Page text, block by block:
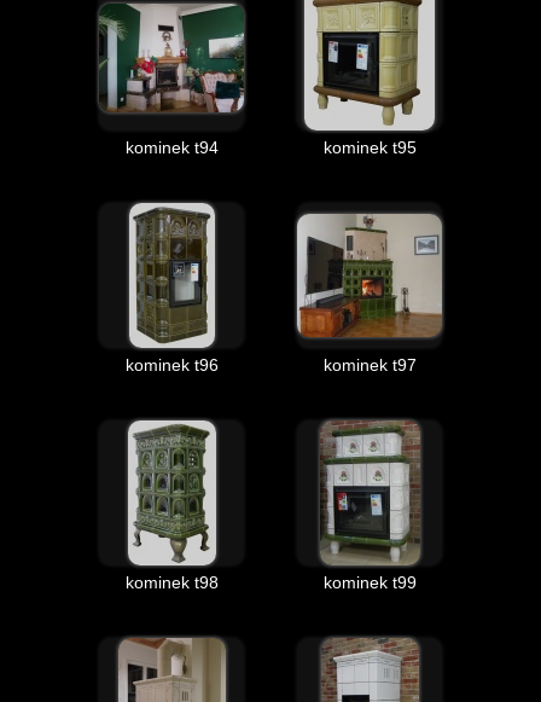
kominek t94 kominek t95
kominek t96 kominek t97
kominek t98 kominek t99